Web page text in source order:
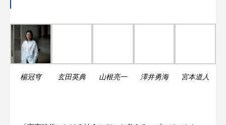
楊冠穹 玄田英典 山根亮一 澤井勇海 宮本道人